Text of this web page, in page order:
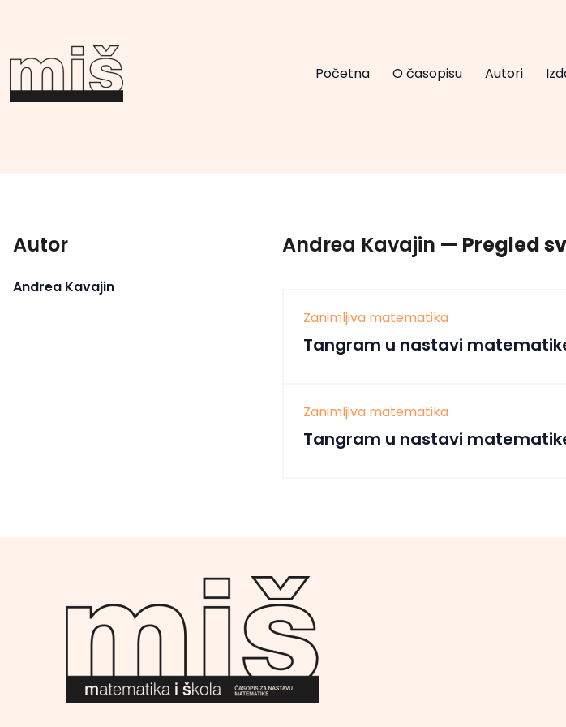
Početna O časopisu Autori
Autor
Andrea Kavajin
Andrea Kavajin — Pregled
Zanimljiva matematika
Tangram u nastavi
Zanimljiva matematika
Tangram u nastavi